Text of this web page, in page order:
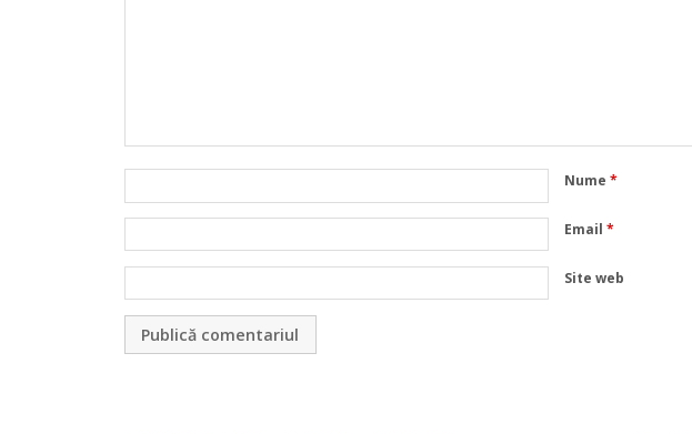
Nume *
Email *
Site web